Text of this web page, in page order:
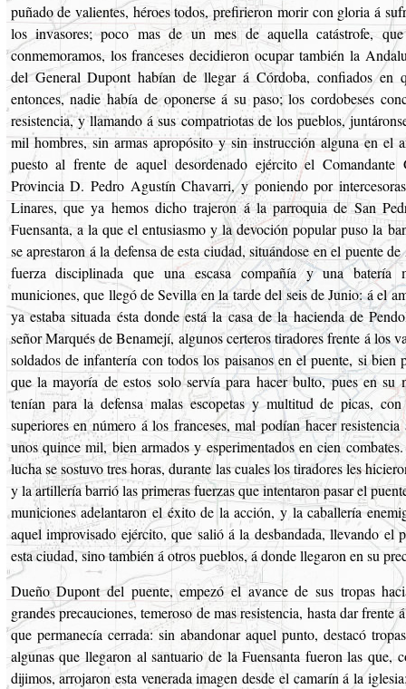
puñado de valientes, héroes todos, prefirieron morir con gloria á
los invasores; poco mas de un mes de aquella catástrofe,
conmemoramos, los franceses decidieron ocupar también la
del General Dupont habían de llegar á Córdoba, confiados en
entonces, nadie había de oponerse á su paso; los cordobeses
resistencia, y llamando á sus compatriotas de los pueblos,
mil hombres, sin armas apropósito y sin instrucción alguna en el
puesto al frente de aquel desordenado ejército el Comandante
Provincia D. Pedro Agustín Chavarri, y poniendo por
Linares, que ya hemos dicho trajeron á la parroquia de San
Fuensanta, a la que el entusiasmo y la devoción popular puso la
se aprestaron á la defensa de esta ciudad, situándose en el puente
fuerza disciplinada que una escasa compañía y una batería
municiones, que llegó de Sevilla en la tarde del seis de Junio: á el
ya estaba situada ésta donde está la casa de la hacienda de
señor Marqués de Benamejí, algunos certeros tiradores frente á los
soldados de infantería con todos los paisanos en el puente, si bien
que la mayoría de estos solo servía para hacer bulto, pues en su
tenían para la defensa malas escopetas y multitud de picas,
superiores en número á los franceses, mal podían hacer resistencia
unos quince mil, bien armados y esperimentados en cien
lucha se sostuvo tres horas, durante las cuales los tiradores les
y la artillería barrió las primeras fuerzas que intentaron pasar el
municiones adelantaron el éxito de la acción, y la caballería
aquel improvisado ejército, que salió á la desbandada, llevando el
esta ciudad, sino también á otros pueblos, á donde llegaron en su
Dueño Dupont del puente, empezó el avance de sus tropas
grandes precauciones, temeroso de mas resistencia, hasta dar frente
que permanecía cerrada: sin abandonar aquel punto, destacó
algunas que llegaron al santuario de la Fuensanta fueron las que,
dijimos, arrojaron esta venerada imagen desde el camarín á la